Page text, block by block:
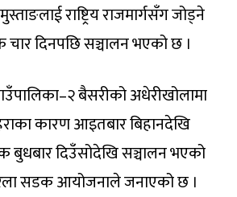
राष्ट्रिय राजमार्गसँग जोड्ने
दिनपछि सञ्चालन भएको छ ।
बैसरीको अधेरीखोलामा
कारण आइतबार बिहानदेखि
दिउँसोदेखि सञ्चालन भएको
सडक आयोजनाले जनाएको छ ।